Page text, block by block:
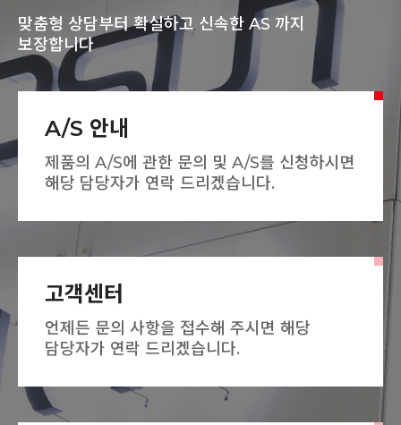
A/S 안내
제품의 A/S에 관한 문의 및 A/S를 신청하시면
해당 담당자가 연락 드리겠습니다.
고객센터
언제든 문의 사항을 접수해 주시면 해당
담당자가 연락 드리겠습니다.
맞춤형 상담부터 확실하고 신속한 AS 까지
보장합니다